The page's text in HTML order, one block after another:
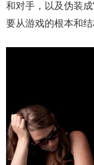
和对手，以及伪装
要从游戏的根本和